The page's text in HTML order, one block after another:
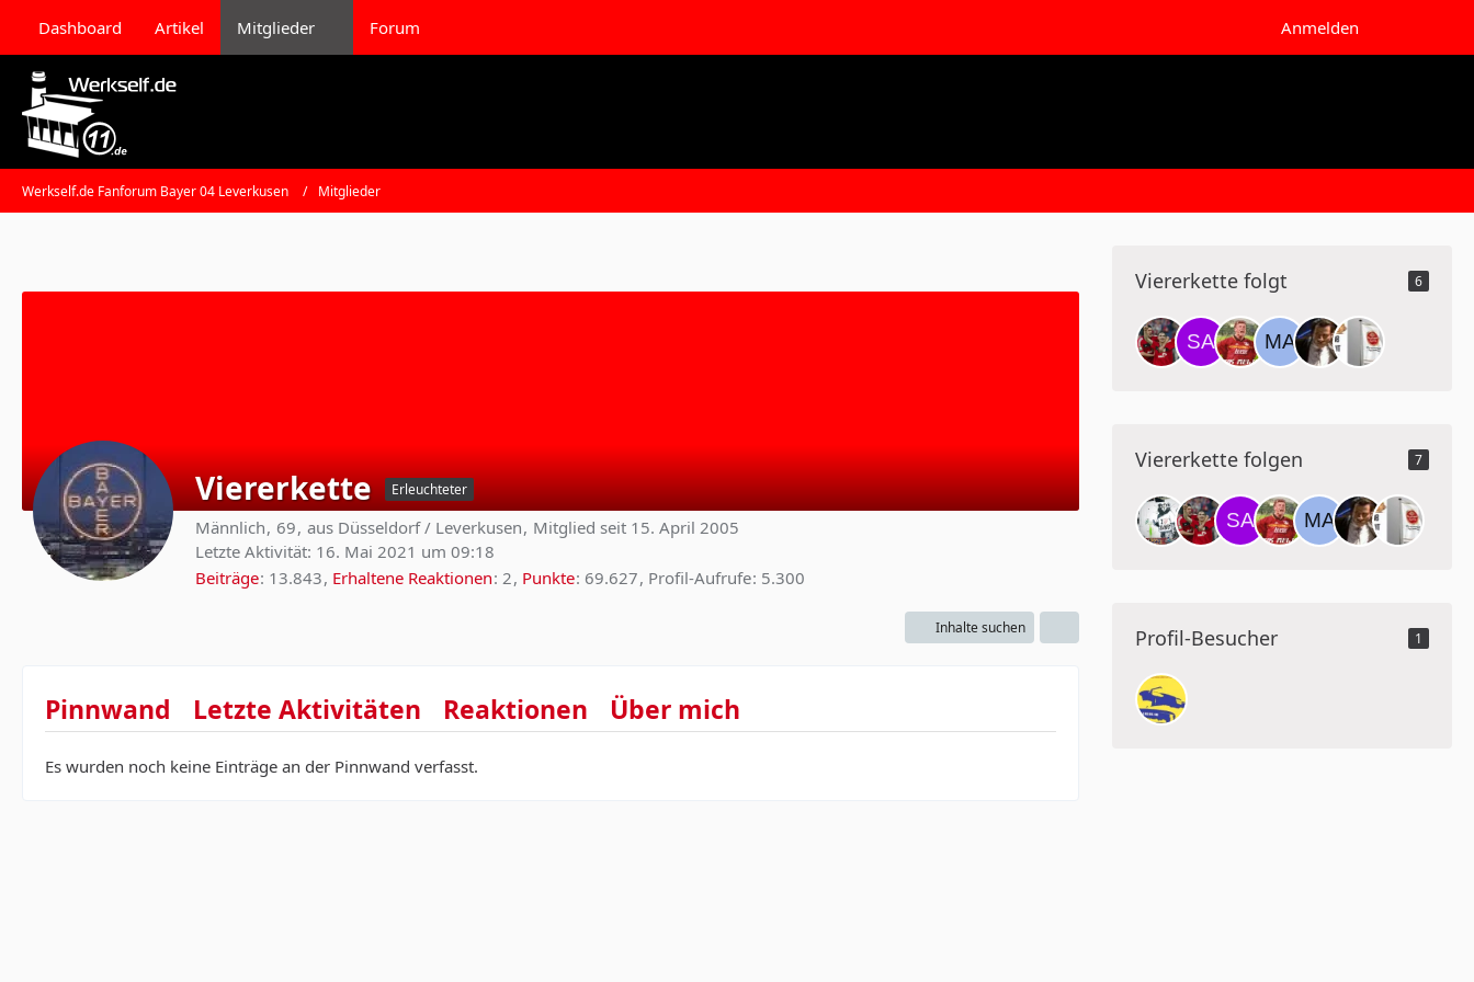
Dashboard Artikel Mitglieder Forum Anmelden
Werkself.de Fanforum Bayer 04 Leverkusen Mitglieder
Viererkette Erleuchteter
Männlich 69 aus Düsseldorf / Leverkusen Mitglied seit 15. April 2005
Letzte Aktivität: 16. Mai 2021 um 09:18
Beiträge 13.843 Erhaltene Reaktionen 2 Punkte 69.627 Profil-Aufrufe 5.300
Inhalte suchen
Pinnwand Letzte Aktivitäten Reaktionen Über mich
Es wurden noch keine Einträge an der Pinnwand verfasst.
Viererkette folgt 6
Viererkette folgen 7
Profil-Besucher 1